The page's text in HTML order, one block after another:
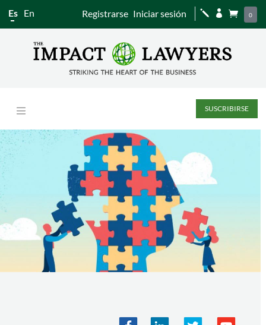
Es En Registrarse Iniciar sesión j   0
SUSCRIBIRSE